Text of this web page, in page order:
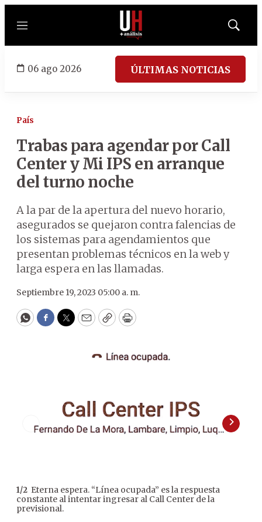
Menú
Mostrar
06 ago 2026 ÚLTIMAS NOTICIAS
País
Trabas para agendar por Call
Center y Mi IPS en arranque
del turno noche
A la par de la apertura del nuevo horario,
asegurados se quejaron contra falencias de
los sistemas para agendamientos que
presentan problemas técnicos en la web y
larga espera en las llamadas.
Septiembre 19, 2023 05:00 a. m.
WhatsApp
Facebook
Twitter
EmailCopyPrint
1/2 Eterna espera. “Línea ocupada” es la respuesta
constante al intentar ingresar al Call Center de la
previsional.